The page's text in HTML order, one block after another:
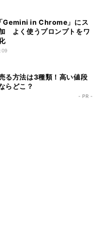
Gemini in Chrome」にス
よく使うプロンプトをワ
る方法は3種類！高い値段
らどこ？
- PR -